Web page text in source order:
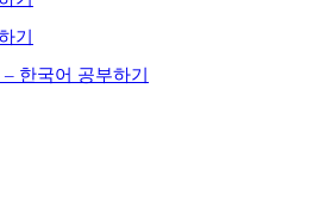
기
한국어 공부하기